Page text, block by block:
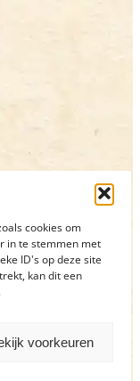
cookies om
in te stemmen met
ID's op deze site
kan dit een
voorkeuren